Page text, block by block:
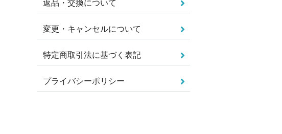
変更・キャンセルについて
特定商取引法に基づく表記
プライバシーポリシー